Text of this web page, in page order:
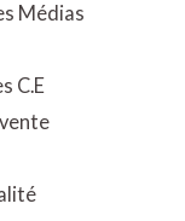
Médias
C.E